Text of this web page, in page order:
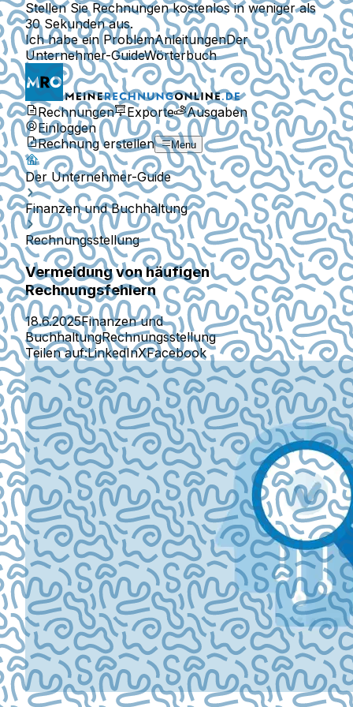
Stellen Sie Rechnungen kostenlos in weniger als
30 Sekunden aus.
Ich habe ein ProblemAnleitungenDer
Unternehmer-GuideWörterbuch
Rechnungen Exporte
Ausgaben
Einloggen
Rechnung erstellen
Menu
Der Unternehmer-Guide
Finanzen und Buchhaltung
Rechnungsstellung
Vermeidung von häufigen
Rechnungsfehlern
18.6.2025Finanzen und
BuchhaltungRechnungsstellung
Teilen auf:LinkedInXFacebook